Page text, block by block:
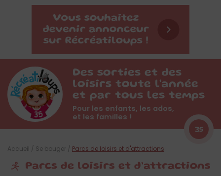
Des sorties et des
loisirs toute l'année
et par tous les temps
Pour les enfants, les ados,
et les familles !
35
Parcs de loisirs et d’attractions
Accueil / Se bouger / Parcs de loisirs et d'attractions